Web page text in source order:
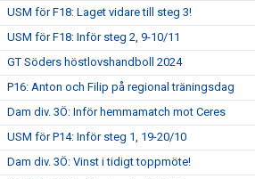
USM för F18: Laget vidare till steg 3!
USM för F18: Inför steg 2, 9-10/11
GT Söders höstlovshandboll 2024
P16: Anton och Filip på regional träningsdag
Dam div. 3Ö: Inför hemmamatch mot Ceres
USM för P14: Inför steg 1, 19-20/10
Dam div. 3Ö: Vinst i tidigt toppmöte!